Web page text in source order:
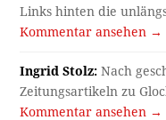
Links hinten die
Kommentar ansehen →
Ingrid Stolz: Nach
Zeitungsartikeln zu
Kommentar ansehen →